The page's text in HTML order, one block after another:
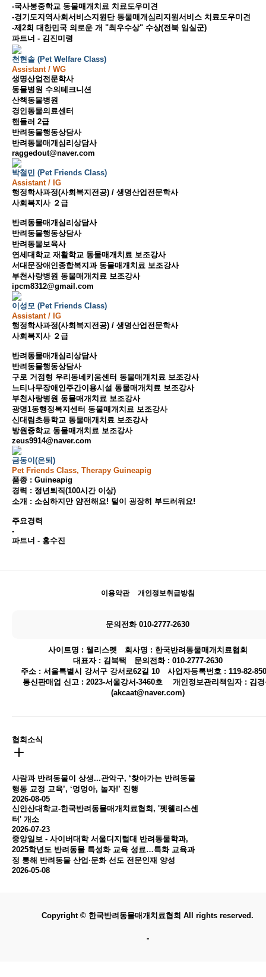
-국사봉중학교 동물매개치료 치료도우미견
-경기도지역사회서비스지원단 동물매개심리지원서비스 치료도우미견
-제2회 대한민국 의로운 개 "최우수상" 수상(전북 임실군)
파트너 - 김진미령
천현솔 (Pet Welfare Class)
Assistant / WG
생명산업전문학사
동물병원 수의테크니션
산책동물병원
경인동물의료센터
핸들러 2급
반려동물행동상담사
반려동물매개심리상담사
raggedout@naver.com
박철민 (Pet Friends Class)
Assistant / IG
행정학사과정(사회복지전공) / 생명산업전문학사
사회복지사 ２급
반려동물매개심리상담사
반려동물행동상담사
반려동물보육사
연세대학교 재활학교 동물매개치료 보조강사
서대문장애인종합복지과 동물매개치료 보조강사
부천사랑병원 동물매개치료 보조강사
ipcm8312@gmail.com
이성모 (Pet Friends Class)
Assistant / IG
행정학사과정(사회복지전공) / 생명산업전문학사
사회복지사 ２급
반려동물매개심리상담사
반려동물행동상담사
구로 거점형 우리동네키움센터 동물매개치료 보조강사
느티나무장애인주간이용시설 동물매개치료 보조강사
부천사랑병원 동물매개치료 보조강사
광명1동행정복지센터 동물매개치료 보조강사
신대림초등학교 동물매개치료 보조강사
방원중학교 동물매개치료 보조강사
zeus9914@naver.com
금동이(은퇴)
Pet Friends Class, Therapy Guineapig
품종 : Guineapig
경력 : 정년퇴직(100시간 이상)
소개 : 소심하지만 얌전해요! 털이 굉장히 부드러워요!
주요경력
-
파트너 - 홍수진
이용약관 개인정보취급방침
문의전화 010-2777-2630
사이트명 : 웰리스펫 회사명 : 한국반려동물매개치료협회
대표자 : 김복택 문의전화 : 010-2777-2630
주소 : 서울특별시 강서구 강서로62길 10 사업자등록번호 : 119-82-
통신판매업 신고 : 2023-서울강서-3460호 개인정보관리책임자 : 김
(akcaat@naver.com)
협회소식
사람과 반려동물이 상생...관악구, ‘찾아가는 반려동물
행동 교정 교육’, ‘멍멍아, 놀자!’ 진행
2026-08-05
신안산대학교-한국반려동물매개치료협회, '펫웰리스센
터' 개소
2026-07-23
중앙일보 - 사이버대학 서울디지털대 반려동물학과,
2025학년도 반려동물 특성화 교육 성료…특화 교육과
정 통해 반려동물 산업·문화 선도 전문인재 양성
2026-05-08
Copyright © 한국반려동물매개치료협회 All rights reserved.
-